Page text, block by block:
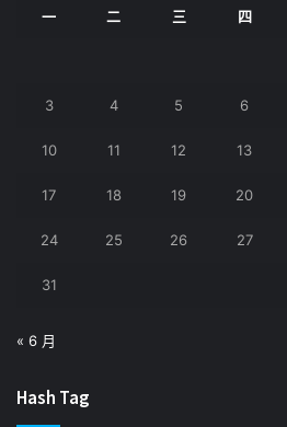
一 二 三 四
3 4 5 6
10 11 12 13
17 18 19 20
24 25 26 27
31
« 6 月
Hash Tag